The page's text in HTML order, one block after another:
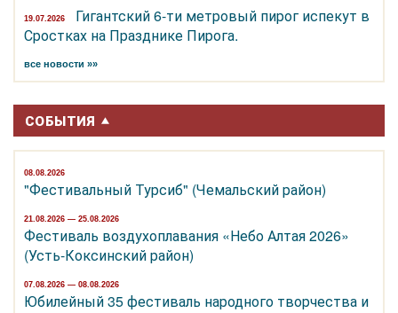
19.07.2026
Гигантский 6-ти метровый пирог испекут в
Сростках на Празднике Пирога.
все новости »»
СОБЫТИЯ
08.08.2026
"Фестивальный Турсиб" (Чемальский район)
21.08.2026 — 25.08.2026
Фестиваль воздухоплавания «Небо Алтая 2026»
(Усть-Коксинский район)
07.08.2026 — 08.08.2026
Юбилейный 35 фестиваль народного творчества и